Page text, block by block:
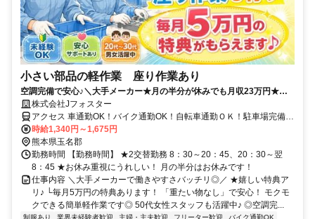
小さい部品の軽作業 座り作業あり
空調完備で安心♪＼大手メーカー★月の半分が休みでも月収23万円★座
り作業も有り★毎月5万円の特典がもらえます♪／
株式会社Jフォスター
アクセス 車通勤OK！バイク通勤OK！自転車通勤ＯＫ！駐車場完備＆
通勤手当有（規定）！
時給1,340円～1,675円
熊本県玉名郡
勤務時間 【勤務時間】 ★2交替勤務 8：30～20：45、20：30～翌
8：45 ★お休み重視にうれしい！ 月の半分はお休みです！
仕事内容 ＼大手メーカーで働きやすさバッチリ◎／ ★嬉しい特典ア
リ♪ └毎月5万円の特典あります！ 「重たい物なし」で安心！ モクモ
クできる簡単軽作業です◎ 50代女性スタッフも活躍中♪ ◎空調完...
制服あり 業界未経験者歓迎 主婦・主夫歓迎 フリーター歓迎
バイク通勤OK